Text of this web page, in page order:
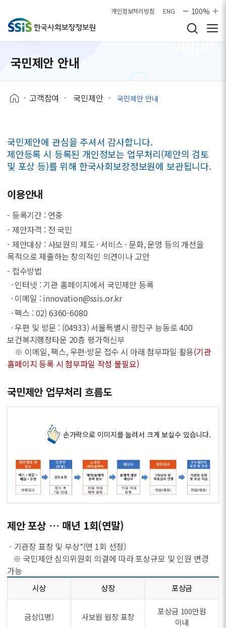
개인정보처리방침 ENG 100%
국민제안 안내
고객참여 국민제안 국민제안 안내
국민제안에 관심을 주셔서 감사합니다.
제안등록 시 등록된 개인정보는 업무처리(제안의 검토
및 포상 등)를 위해 한국사회보장정보원에 보관됩니다.
이용안내
- 등록기간 : 연중
- 제안자격 : 전 국민
- 제안대상 : 사보원의 제도 · 서비스 · 문화, 운영 등의 개선을
목적으로 제출하는 창의적인 의견이나 고안
- 접수방법
· 인터넷 : 기관 홈페이지에서 국민제안 등록
· 이메일 : innovation@ssis.or.kr
· 팩스 : 02) 6360-6080
· 우편 및 방문 : (04933) 서울특별시 광진구 능동로 400
보건복지행정타운 20층 평가혁신부
※ 이메일, 팩스, 우편·방문 접수 시 아래 첨부파일 활용(기관
홈페이지 등록 시 첨부파일 작성 불필요)
국민제안 업무처리 흐름도
손가락으로 이미지를 늘려서 크게 보실수 있습니다.
제안 포상 … 매년 1회(연말)
- 기관장 표창 및 부상*(연 1회 선정)
※ 국민제안 심의위원회 의결에 따라 포상규모 및 인원 변경
가능
시상 상장 포상금
금상(1명) 사보원 원장 표창
포상금 100만원
이내